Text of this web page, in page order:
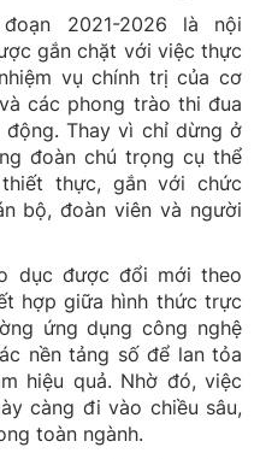
2021-2026 là nội
gắn chặt với việc thực
vụ chính trị của cơ
các phong trào thi đua
Thay vì chỉ dừng ở
đoàn chú trọng cụ thể
thực, gắn với chức
bộ, đoàn viên và người
dục được đổi mới theo
hợp giữa hình thức trực
ứng dụng công nghệ
nền tảng số để lan tỏa
hiệu quả. Nhờ đó, việc
càng đi vào chiều sâu,
toàn ngành.